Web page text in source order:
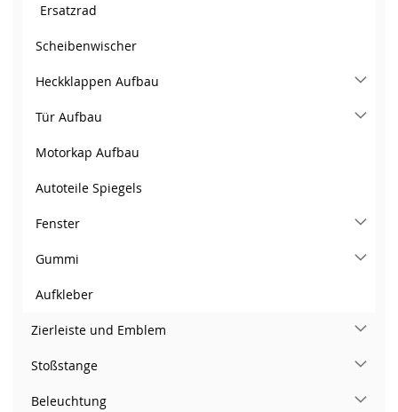
Ersatzrad
Scheibenwischer
Heckklappen Aufbau
Tür Aufbau
Motorkap Aufbau
Autoteile Spiegels
Fenster
Gummi
Aufkleber
Zierleiste und Emblem
Stoßstange
Beleuchtung